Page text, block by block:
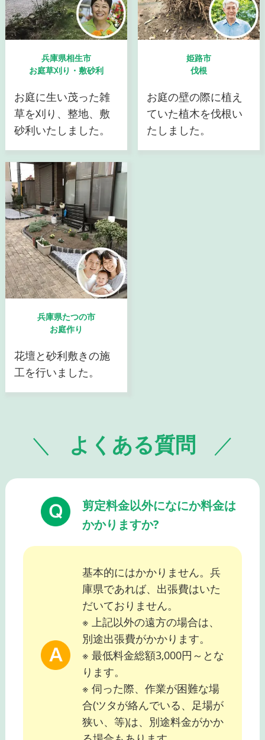
兵庫県相生市
お庭草刈り・敷砂利
お庭に生い茂った雑
草を刈り、整地、敷
砂利いたしました。
姫路市
伐根
お庭の壁の際に植え
ていた植木を伐根い
たしました。
兵庫県たつの市
お庭作り
花壇と砂利敷きの施
工を行いました。
よくある質問
剪定料金以外になにか料金は
かかりますか?
基本的にはかかりません。兵
庫県であれば、出張費はいた
だいておりません。
※ 上記以外の遠方の場合は、
別途出張費がかかります。
※ 最低料金総額3,000円～とな
ります。
※ 伺った際、作業が困難な場
合(ツタが絡んでいる、足場が
狭い、等)は、別途料金がかか